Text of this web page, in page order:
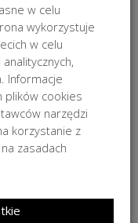
Nieborów 25cm
w celu
wykorzystuje
w celu
Informacje
plików cookies
narzędzi
korzystanie z
zasadach